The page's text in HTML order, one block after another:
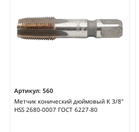
Артикул: 560
Метчик конический дюймовый К 3/8"
HSS 2680-0007 ГОСТ 6227-80